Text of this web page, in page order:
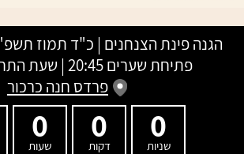
הגנה פינת הצנחנים | כ"ד תמוז
פתיחת שערים 20:45 | שעת התחלה 21:00
פרדס חנה כרכור
0
שניות
0
דקות
0
שעות